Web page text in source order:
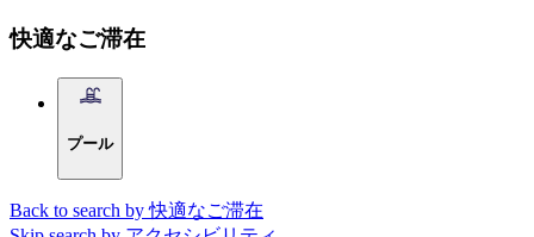
快適なご滞在
プール
Back to search by 快適なご滞在